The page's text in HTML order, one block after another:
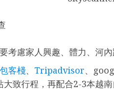
考慮家人興趣、體力、河內
客棧、 Tripadvisor、
大致行程，再配合2-3本越